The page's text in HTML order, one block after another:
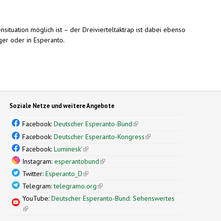
möglich ist – der Dreivierteltaktrap ist dabei ebenso
oder in Esperanto.
Soziale Netze und weitere Angebote
Facebook:Deutscher Esperanto-Bund(link is external)
Facebook:Deutscher Esperanto-Kongress(link is external)
Facebook:Luminesk'(link is external)
Instagram:esperantobund(link is external)
Twitter:Esperanto_D(link is external)
Telegram:telegramo.org(link is external)
YouTube:Deutscher Esperanto-Bund: Sehenswertes
(link is external)